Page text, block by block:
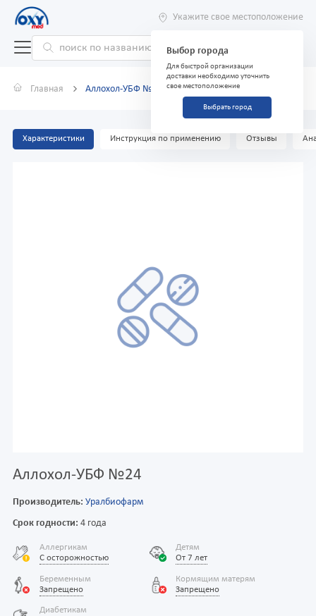
Укажите свое местоположение
Выбор города
Для быстрой организации
доставки необходимо уточнить
свое местоположение
Выбрать город
Главная Аллохол-УБФ №24
Характеристики Инструкция по применению Отзывы
Аллохол-УБФ №24
Производитель: Уралбиофарм
Срок годности: 4 года
Аллергикам
С осторожностью
Детям
От 7 лет
Беременным
Запрещено
Кормящим матерям
Запрещено
Диабетикам